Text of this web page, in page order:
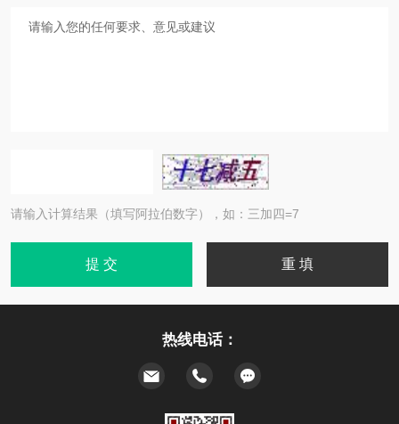
请输入计算结果（填写阿拉伯数字），如：三加四=7
热线电话：